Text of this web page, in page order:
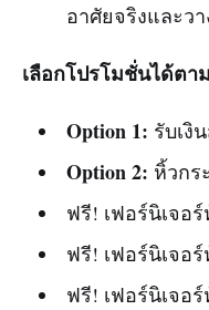
อาศัยจริงและว
เลือกโปรโมชั่นได้ตา
Option 1: รับเงิ
Option 2: หิ้วกร
ฟรี! เฟอร์นิเจอ
ฟรี! เฟอร์นิเจอ
ฟรี! เฟอร์นิเจอ